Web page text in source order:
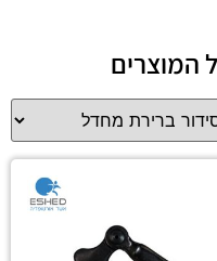
המוצרים